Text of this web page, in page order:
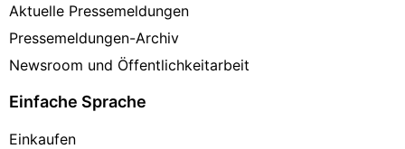
Aktuelle Pressemeldungen
Pressemeldungen-Archiv
Newsroom und Öffentlichkeitarbeit
Einfache Sprache
Einkaufen